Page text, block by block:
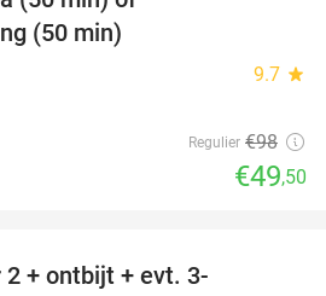
(50 min)
9.7 star
Regulier €98
€49,50
+ ontbijt + evt. 3-